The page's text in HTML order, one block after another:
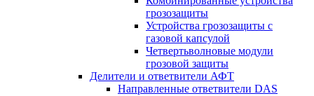
грозозащиты
Устройства грозозащиты с
газовой капсулой
Четвертьволновые модули
грозовой защиты
Делители и ответвители АФТ
Направленные ответвители DAS